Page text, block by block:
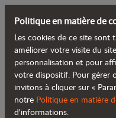
Le dumper
lauréat du prix
Politique en matière de
Les cookies de ce site sont
améliorer votre visite du
personnalisation et pour
votre dispositif. Pour gérer
invitons à cliquer sur «
notre Politique en matière
d'informations.